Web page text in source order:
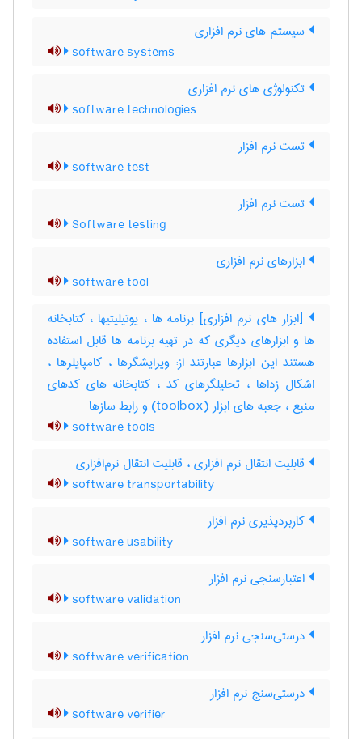
سیستم های نرم افزاری
software systems
تکنولوژی های نرم افزاری
software technologies
تست نرم افزار
software test
تست نرم افزار
Software testing
ابزارهای نرم افزاری
software tool
[ابزار های نرم افزاری] برنامه ها ، یوتیلیتیها ، کتابخانه
ها و ابزارهای دیگری که در تهیه برنامه ها قابل استفاده
هستند این ابزارها عبارتند از: ویرایشگرها ، کامپایلرها ،
اشکال زداها ، تحلیلگرهای کد ، کتابخانه های کدهای
منبع ، جعبه های ابزار (‎toolbox) و رابط سازها
software tools
قابلیت انتقال نرم افزاری ، قابلیت انتقال نرم‌افزاری
software transportability
کاربردپذیری نرم ‌افزار
software usability
اعتبارسنجی نرم ‌افزار
software validation
درستی‌سنجی نرم ‌افزار
software verification
درستی‌سنج نرم ‌افزار
software verifier